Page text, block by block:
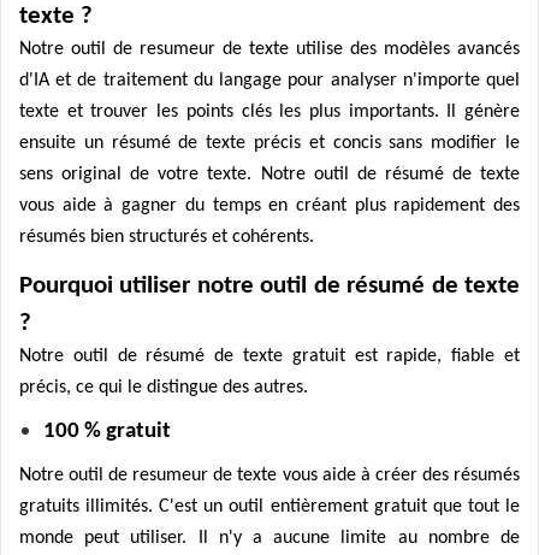
texte ?
Notre outil de resumeur de texte utilise des modèles avancés
d'IA et de traitement du langage pour analyser n'importe quel
texte et trouver les points clés les plus importants. Il génère
ensuite un résumé de texte précis et concis sans modifier le
sens original de votre texte. Notre outil de résumé de texte
vous aide à gagner du temps en créant plus rapidement des
résumés bien structurés et cohérents.
Pourquoi utiliser notre outil de résumé de texte
?
Notre outil de résumé de texte gratuit est rapide, fiable et
précis, ce qui le distingue des autres.
100 % gratuit
Notre outil de resumeur de texte vous aide à créer des résumés
gratuits illimités. C'est un outil entièrement gratuit que tout le
monde peut utiliser. Il n'y a aucune limite au nombre de